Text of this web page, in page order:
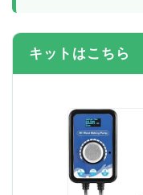
キットはこちら